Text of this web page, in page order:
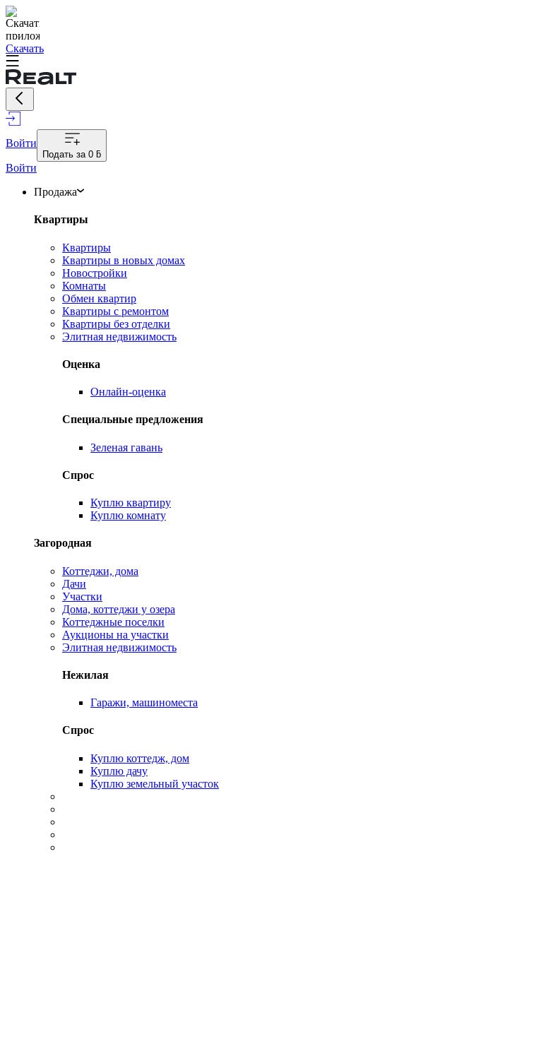
Скачать
Войти
Подать за 0 ƃ
Войти
Продажа
Квартиры
Квартиры
Квартиры в новых домах
Новостройки
Комнаты
Обмен квартир
Квартиры с ремонтом
Квартиры без отделки
Элитная недвижимость
Оценка
Онлайн-оценка
Специальные предложения
Зеленая гавань
Спрос
Куплю квартиру
Куплю комнату
Загородная
Коттеджи, дома
Дачи
Участки
Дома, коттеджи у озера
Коттеджные поселки
Аукционы на участки
Элитная недвижимость
Нежилая
Гаражи, машиноместа
Спрос
Куплю коттедж, дом
Куплю дачу
Куплю земельный участок